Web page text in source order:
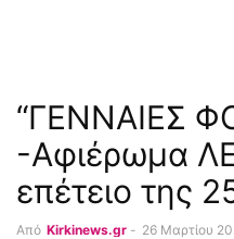
“ΓΕΝΝΑΙΕΣ
-Αφιέρωμα
επέτειο της
Από Kirkinews.gr - 26 Μαρτίου